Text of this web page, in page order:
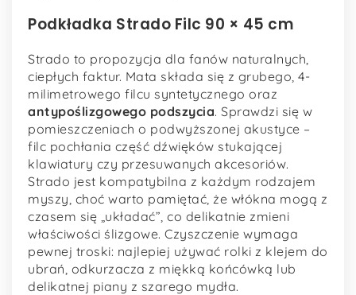
Podkładka Strado Filc 90 × 45 cm
Strado to propozycja dla fanów naturalnych,
ciepłych faktur. Mata składa się z grubego, 4-
milimetrowego filcu syntetycznego oraz
antypoślizgowego podszycia. Sprawdzi się w
pomieszczeniach o podwyższonej akustyce –
filc pochłania część dźwięków stukającej
klawiatury czy przesuwanych akcesoriów.
Strado jest kompatybilna z każdym rodzajem
myszy, choć warto pamiętać, że włókna mogą z
czasem się „układać”, co delikatnie zmieni
właściwości ślizgowe. Czyszczenie wymaga
pewnej troski: najlepiej używać rolki z klejem do
ubrań, odkurzacza z miękką końcówką lub
delikatnej piany z szarego mydła.